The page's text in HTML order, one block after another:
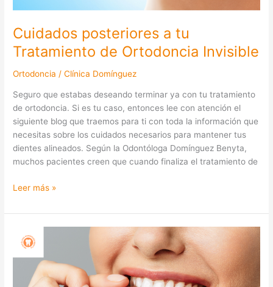
Cuidados posteriores a tu
Tratamiento de Ortodoncia Invisible
Ortodoncia /Clínica Domínguez
Seguro que estabas deseando terminar ya con tu tratamiento
de ortodoncia. Si es tu caso, entonces lee con atención el
siguiente blog que traemos para ti con toda la información que
necesitas sobre los cuidados necesarios para mantener tus
dientes alineados. Según la Odontóloga Domínguez Benyta,
muchos pacientes creen que cuando finaliza el tratamiento de
Leer más »
DE
ORTODONCIA
INVISIBLE